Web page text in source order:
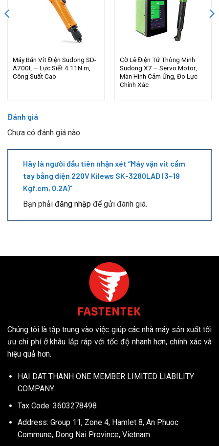
Máy Bắn Vít Điện Sudong SD-
A700L – Lực Siết 4.11N.m,
Công Suất Cao
Cờ Lê Điện Tử Thông Minh
Sudong X7 – Servo Motor,
Màn Hình Cảm Ứng, Đo Lực
Chính Xác
Đánh giá
Chưa có đánh giá nào.
Hãy là người đầu tiên nhận xét “Máy vặn vít cầm
tay bằng điện 220V Kilews SK-3280LAD (3~19
Kgf.cm, 0.2A)”
Bạn phải đăng nhập để gửi đánh giá.
Chúng tôi là tập trung vào việc giúp các nhà máy sản xuất tối
ưu chi phí ở khâu lắp ráp với tốc độ nhanh hơn, chính xác và
hiệu quả hơn.
HAI DAT THANH ONE MEMBER LIMITED LIABILITY
COMPANY
Tax Code: 3603278498
Address: Group 11, Zone 4, Hamlet 8, An Phuoc
Commune, Dong Nai Province, Vietnam